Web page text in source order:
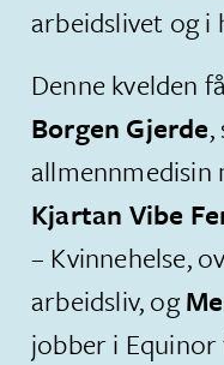
arbeidslivet og i
Denne kvelden
Borgen Gjerde,
allmennmedisin
Kjartan Vibe
– Kvinnehelse,
arbeidsliv, og
jobber i